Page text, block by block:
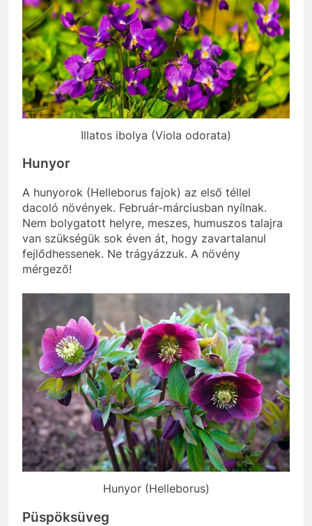
Illatos ibolya (Viola odorata)
Hunyor
A hunyorok (Helleborus fajok) az első téllel
dacoló növények. Február-márciusban nyílnak.
Nem bolygatott helyre, meszes, humuszos talajra
van szükségük sok éven át, hogy zavartalanul
fejlődhessenek. Ne trágyázzuk. A növény
mérgező!
Hunyor (Helleborus)
Püspöksüveg